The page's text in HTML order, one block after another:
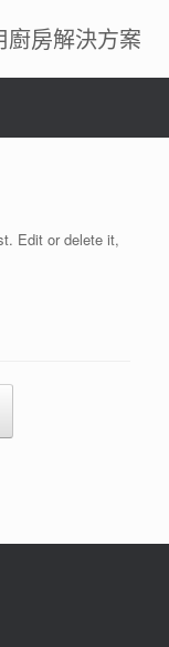
廚房解決方案
Edit or delete it,